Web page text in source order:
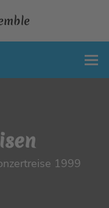
1999